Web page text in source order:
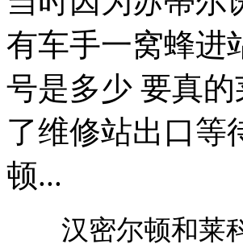
有车手一窝蜂进
号是多少 要真
了维修站出口等
顿...
汉密尔顿和莱科